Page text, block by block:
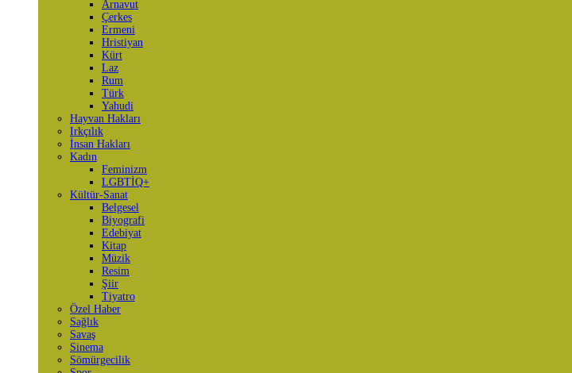
Arnavut
Çerkes
Ermeni
Hristiyan
Kürt
Laz
Rum
Türk
Yahudi
Hayvan Hakları
Irkçılık
İnsan Hakları
Kadın
Feminizm
LGBTİQ+
Kültür-Sanat
Belgesel
Biyografi
Edebiyat
Kitap
Müzik
Resim
Şiir
Tiyatro
Özel Haber
Sağlık
Savaş
Sinema
Sömürgecilik